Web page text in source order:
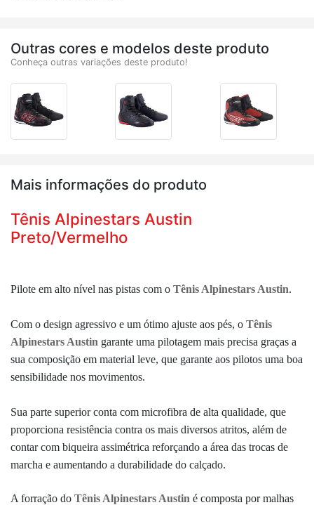
Outras cores e modelos deste produto
Conheça outras variações deste produto!
Mais informações do produto
Tênis Alpinestars Austin
Preto/Vermelho
Pilote em alto nível nas pistas com o Tênis Alpinestars Austin.
Com o design agressivo e um ótimo ajuste aos pés, o Tênis
Alpinestars Austin garante uma pilotagem mais precisa graças a
sua composição em material leve, que garante aos pilotos uma boa
sensibilidade nos movimentos.
Sua parte superior conta com microfibra de alta qualidade, que
proporciona resistência contra os mais diversos atritos, além de
contar com biqueira assimétrica reforçando a área das trocas de
marcha e aumentando a durabilidade do calçado.
A forração do Tênis Alpinestars Austin é composta por malhas